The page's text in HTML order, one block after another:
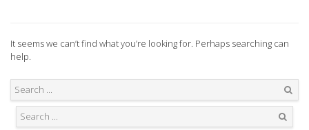
It seems we can’t find what you’re looking for. Perhaps searching can
help.